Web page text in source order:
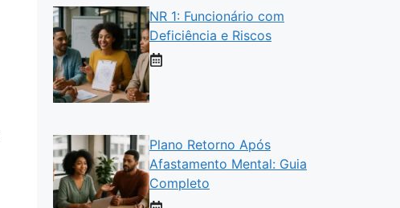
NR 1: Funcionário com
Deficiência e Riscos
Plano Retorno Após
Afastamento Mental: Guia
Completo